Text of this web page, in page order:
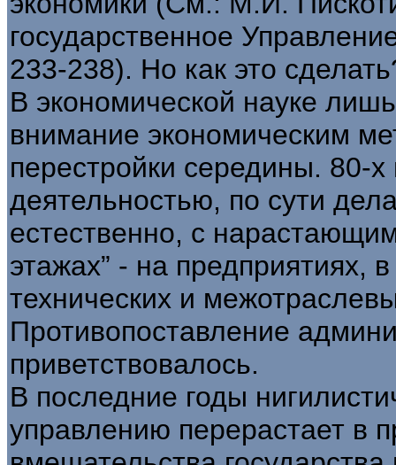
государственное
233-238). Но как это
В экономической науке
внимание экономическим
перестройки середины. 80-х
деятельностью, по сути
естественно, с
этажах” - на предприятиях,
технических и
Противопоставление
приветствовалось.
В последние годы
управлению перерастает в